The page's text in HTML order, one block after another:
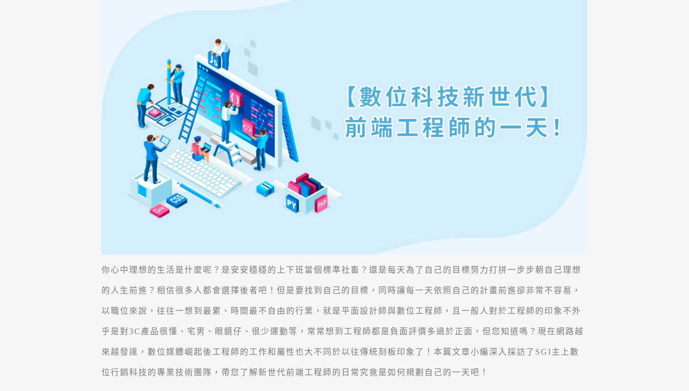
你心中理想的生活是什麼呢？是安安穩穩的上下班當個標準社畜？還是每天為了自己的目標努力打拼一步步朝自己理想
的人生前進？相信很多人都會選擇後者吧！但是要找到自己的目標，同時讓每一天依照自己的計畫前進卻非常不容易，
以職位來說，往往一想到最累、時間最不自由的行業，就是平面設計師與數位工程師，且一般人對於工程師的印象不外
乎是對3C產品很懂、宅男、眼鏡仔、很少運動等，常常想到工程師都是負面評價多過於正面，但您知道嗎？現在網路越
來越發達，數位媒體崛起後工程師的工作和屬性也大不同於以往傳統刻板印象了！本篇文章小編深入採訪了SGI主上數
位行銷科技的專業技術團隊，帶您了解新世代前端工程師的日常究竟是如何規劃自己的一天吧！